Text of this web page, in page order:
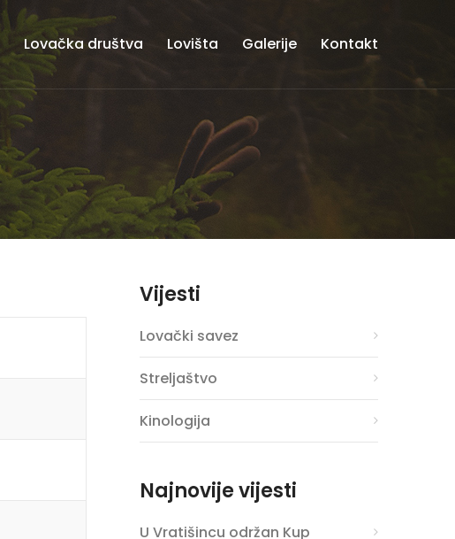
Lovačka društva Lovišta Galerije Kontakt
Vijesti
Lovački savez
Streljaštvo
Kinologija
Najnovije vijesti
U Vratišincu održan Kup